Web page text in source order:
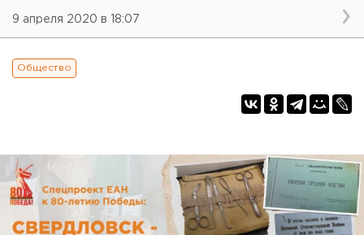
9 апреля 2020 в 18:07
Общество